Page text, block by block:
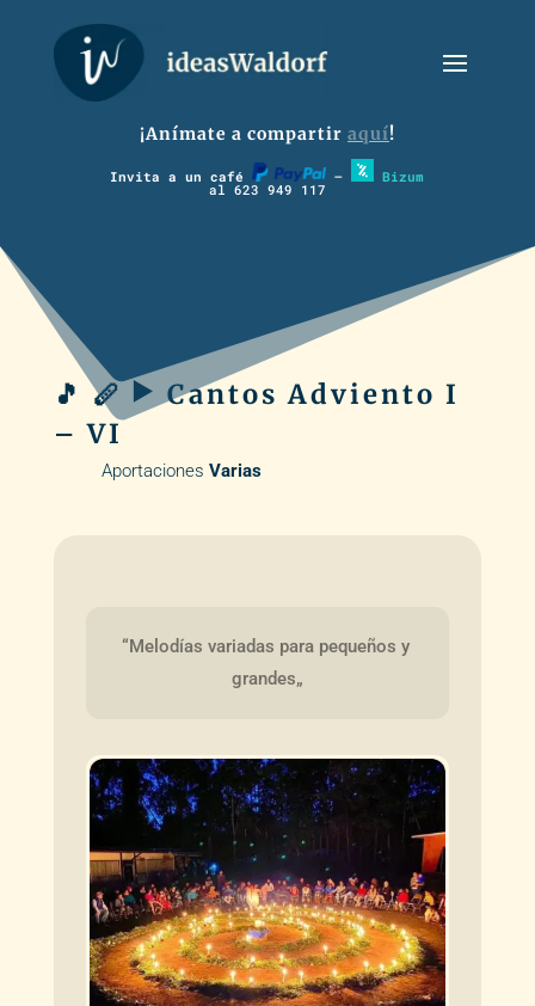
¡Anímate a compartir aquí!
Invita a un café – Bizum
al 623 949 117
🎵 🪈 ▶️ Cantos Adviento I
– VI
Aportaciones Varias
“Melodías variadas para pequeños y
grandes„